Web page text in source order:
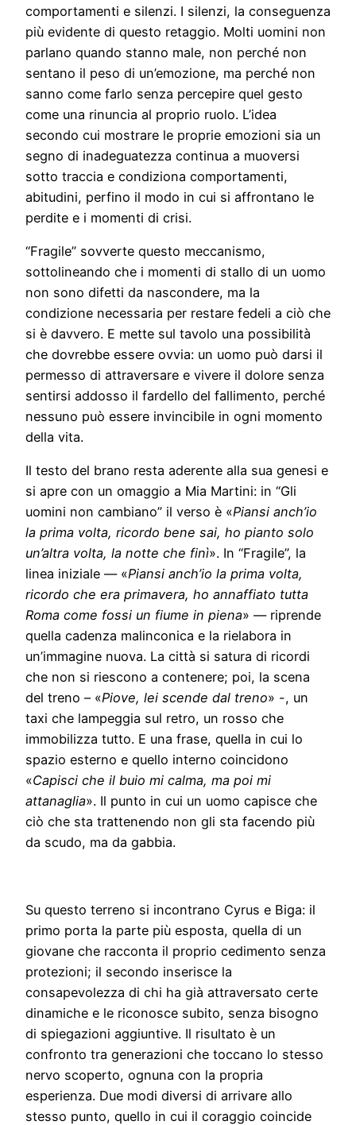
comportamenti e silenzi. I silenzi, la conseguenza
più evidente di questo retaggio. Molti uomini non
parlano quando stanno male, non perché non
sentano il peso di un’emozione, ma perché non
sanno come farlo senza percepire quel gesto
come una rinuncia al proprio ruolo. L’idea
secondo cui mostrare le proprie emozioni sia un
segno di inadeguatezza continua a muoversi
sotto traccia e condiziona comportamenti,
abitudini, perfino il modo in cui si affrontano le
perdite e i momenti di crisi.
“Fragile” sovverte questo meccanismo,
sottolineando che i momenti di stallo di un uomo
non sono difetti da nascondere, ma la
condizione necessaria per restare fedeli a ciò che
si è davvero. E mette sul tavolo una possibilità
che dovrebbe essere ovvia: un uomo può darsi il
permesso di attraversare e vivere il dolore senza
sentirsi addosso il fardello del fallimento, perché
nessuno può essere invincibile in ogni momento
della vita.
Il testo del brano resta aderente alla sua genesi e
si apre con un omaggio a Mia Martini: in “Gli
uomini non cambiano” il verso è «Piansi anch’io
la prima volta, ricordo bene sai, ho pianto solo
un’altra volta, la notte che finì». In “Fragile”, la
linea iniziale — «Piansi anch’io la prima volta,
ricordo che era primavera, ho annaffiato tutta
Roma come fossi un fiume in piena» — riprende
quella cadenza malinconica e la rielabora in
un’immagine nuova. La città si satura di ricordi
che non si riescono a contenere; poi, la scena
del treno – «Piove, lei scende dal treno» -, un
taxi che lampeggia sul retro, un rosso che
immobilizza tutto. E una frase, quella in cui lo
spazio esterno e quello interno coincidono
«Capisci che il buio mi calma, ma poi mi
attanaglia». Il punto in cui un uomo capisce che
ciò che sta trattenendo non gli sta facendo più
da scudo, ma da gabbia.
Su questo terreno si incontrano Cyrus e Biga: il
primo porta la parte più esposta, quella di un
giovane che racconta il proprio cedimento senza
protezioni; il secondo inserisce la
consapevolezza di chi ha già attraversato certe
dinamiche e le riconosce subito, senza bisogno
di spiegazioni aggiuntive. Il risultato è un
confronto tra generazioni che toccano lo stesso
nervo scoperto, ognuna con la propria
esperienza. Due modi diversi di arrivare allo
stesso punto, quello in cui il coraggio coincide